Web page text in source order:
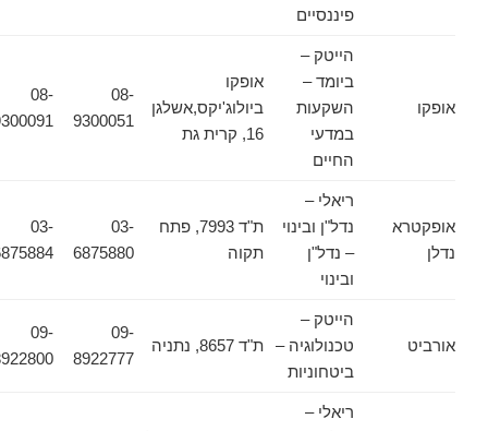
פיננסיים
אופקו
הייטק –
ביומד –
השקעות
במדעי
החיים
אופקו
ביולוג'יקס,אשלגן
16, קרית גת
08-
9300051
08-
9300091
אופקטרא
נדלן
ריאלי –
נדל"ן ובינוי
– נדל"ן
ובינוי
ת"ד 7993, פתח
תקוה
03-
6875880
03-
6875884
אורביט
הייטק –
טכנולוגיה –
ביטחוניות
ת"ד 8657, נתניה
09-
8922777
09-
8922800
ריאלי –